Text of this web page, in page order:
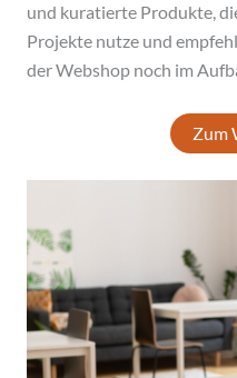
und kuratierte Produkte,
Projekte nutze und
der Webshop noch im
Zum